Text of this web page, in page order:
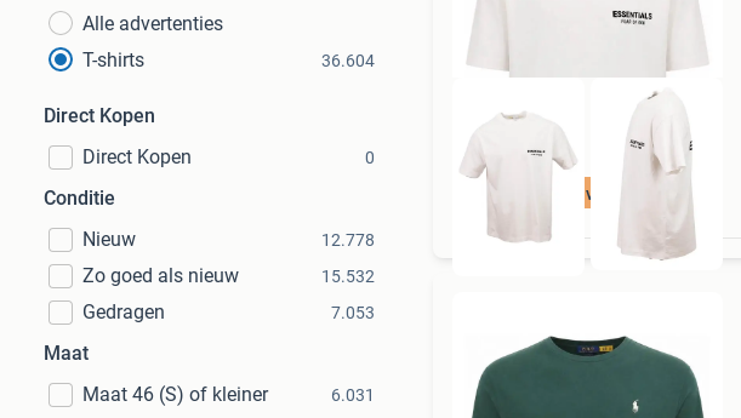
Alle advertenties
T-shirts
36.604
Direct Kopen
Direct Kopen
0
Conditie
Nieuw
12.778
Zo goed als nieuw 15.532
Gedragen 7.053
Maat
Maat 46 (S) of kleiner
6.031
Tot 75% voordeel